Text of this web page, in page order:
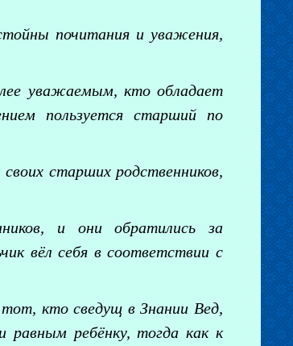
почитания и уважения,
уважаемым, кто обладает
пользуется старший по
старших родственников,
и они обратились за
вёл себя в соответствии с
тот, кто сведущ в Знании Вед,
равным ребёнку, тогда как к